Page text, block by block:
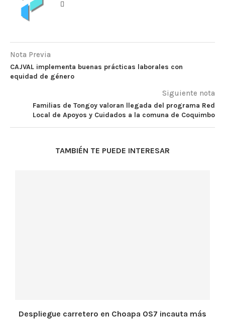
Nota Previa
CAJVAL implementa buenas prácticas laborales con
equidad de género
Siguiente nota
Familias de Tongoy valoran llegada del programa Red
Local de Apoyos y Cuidados a la comuna de Coquimbo
TAMBIÉN TE PUEDE INTERESAR
Despliegue carretero en Choapa OS7 incauta más